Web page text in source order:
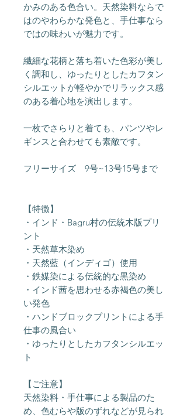
かみのある色合い。天然染料ならで
はのやわらかな発色と、手仕事なら
ではの味わいが魅力です。
繊細な花柄と落ち着いた色彩が美し
く調和し、ゆったりとしたカフタン
シルエットが軽やかでリラックス感
のある着心地を演出します。
一枚でさらりと着ても、パンツやレ
ギンスと合わせても素敵です。
フリーサイズ 9号~13号15号まで
【特徴】
・インド・Bagru村の伝統木版プリ
ント
・天然草木染め
・天然藍（インディゴ）使用
・鉄媒染による伝統的な黒染め
・インド茜を思わせる赤褐色の美し
い発色
・ハンドブロックプリントによる手
仕事の風合い
・ゆったりとしたカフタンシルエッ
ト
【ご注意】
天然染料・手仕事による製品のた
め、色むらや版のずれなどが見られ